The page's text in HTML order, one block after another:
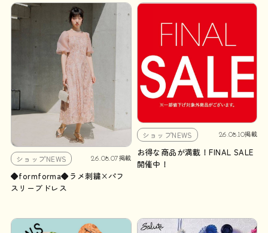
ショップNEWS 26.08.07 掲載
◆formforma◆ラメ刺繍×パフ
スリーブドレス
ショップNEWS 26.08.10掲載
お得な商品が満載！FINAL SALE
開催中！